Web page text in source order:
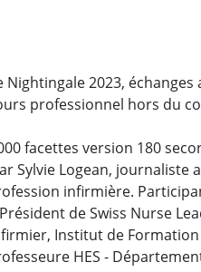
Nightingale 2023,
professionnel hors du
facettes version 180
Sylvie Logean, journaliste
infirmière.
de Swiss Nurse
Institut de
HES -